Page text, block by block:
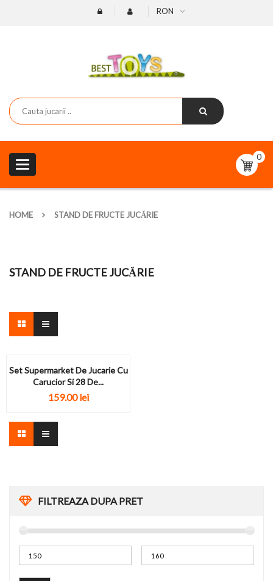
RON
Toggle
navigation
0
HOME STAND DE FRUCTE JUCĂRIE
FILTREAZA DUPA PRET
STAND DE FRUCTE JUCĂRIE
Set Supermarket De Jucarie Cu
Carucior Si 28 De...
159.00lei